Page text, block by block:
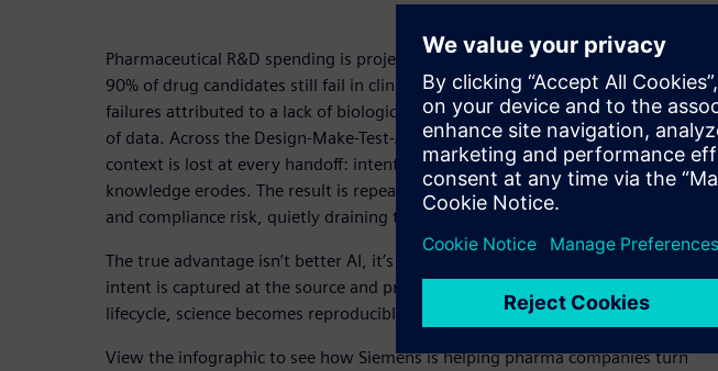
Pharmaceutical R&D spending is projected to exceed $340 billion by 2030, yet
90% of drug candidates still fail in clinical development with nearly half of those
failures attributed to a lack of biological efficacy. The problem is not a shortage
of data. Across the Design-Make-Test-Analyze (DMTA) cycle, experimental
context is lost at every handoff: intent disappears, traceability breaks down and
knowledge erodes. The result is repeated experiments, unreliable AI outputs
and compliance risk, quietly draining the value of your research investment.
The true advantage isn’t better AI, it’s better foundations. When experimental
intent is captured at the source and preserved across every stage of the R&D
lifecycle, science becomes reproducible, traceable and AI-ready.
View the infographic to see how Siemens is helping pharma companies turn